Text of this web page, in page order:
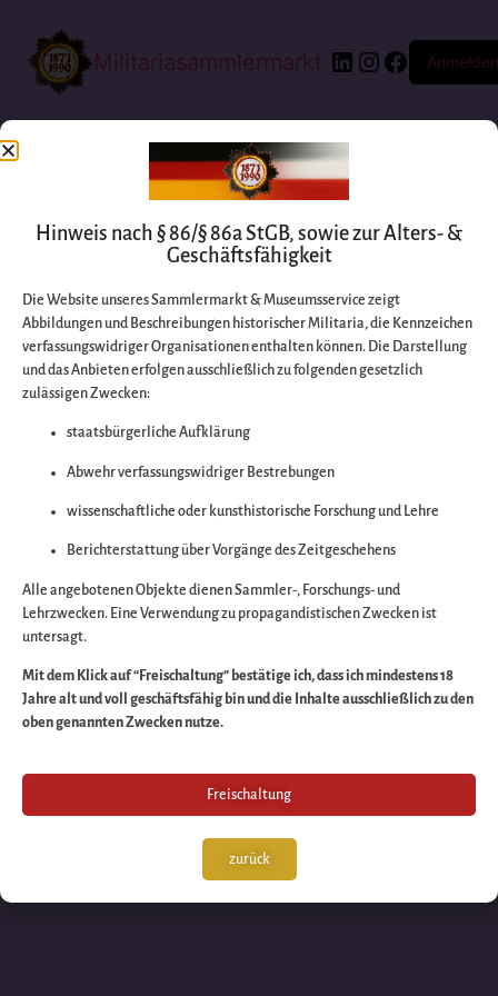
Militariasammlermarkt Anmelden
Entschuldigen Sie
bitte die
Wir arbeiten an
großartigen Sache
schauen Sie bald
wieder vorbei!
Hinweis nach § 86/§ 86a StGB, sowie zur Alters- &
Geschäftsfähigkeit
Die Website unseres Sammlermarkt & Museumsservice zeigt
Abbildungen und Beschreibungen historischer Militaria, die Kennzeichen
verfassungswidriger Organisationen enthalten können. Die Darstellung
und das Anbieten erfolgen ausschließlich zu folgenden gesetzlich
zulässigen Zwecken:
staatsbürgerliche Aufklärung
Abwehr verfassungswidriger Bestrebungen
wissenschaftliche oder kunsthistorische Forschung und Lehre
Berichterstattung über Vorgänge des Zeitgeschehens
Alle angebotenen Objekte dienen Sammler-, Forschungs- und
Lehrzwecken. Eine Verwendung zu propagandistischen Zwecken ist
untersagt.
Mit dem Klick auf “Freischaltung” bestätige ich, dass ich mindestens 18
Jahre alt und voll geschäftsfähig bin und die Inhalte ausschließlich zu den
oben genannten Zwecken nutze.
Freischaltung
zurück